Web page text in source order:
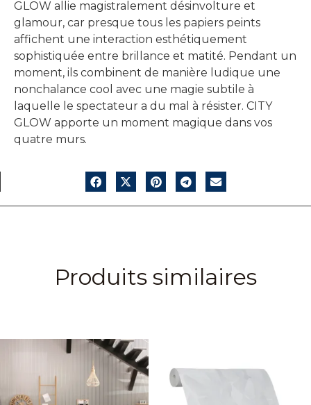
GLOW allie magistralement désinvolture et
glamour, car presque tous les papiers peints
affichent une interaction esthétiquement
sophistiquée entre brillance et matité. Pendant un
moment, ils combinent de manière ludique une
nonchalance cool avec une magie subtile à
laquelle le spectateur a du mal à résister. CITY
GLOW apporte un moment magique dans vos
quatre murs.
Produits similaires